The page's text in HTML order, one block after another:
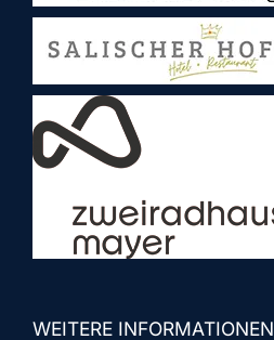
WEITERE INFORMATIONEN